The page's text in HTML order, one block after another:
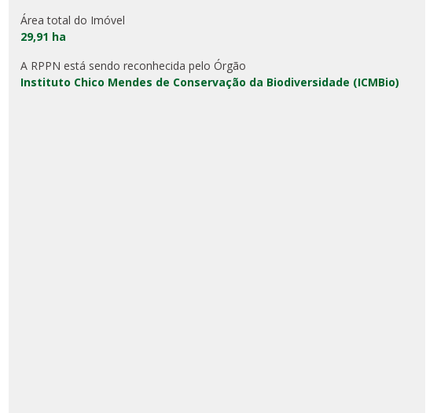
Área total do Imóvel
29,91 ha
A RPPN está sendo reconhecida pelo Órgão
Instituto Chico Mendes de Conservação da Biodiversidade (ICMBio)